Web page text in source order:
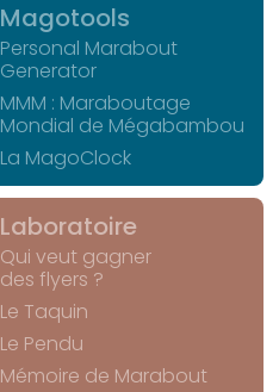
Magotools
Personal Marabout
Generator
MMM : Maraboutage
Mondial de Mégabambou
La MagoClock
Laboratoire
Qui veut gagner
des flyers ?
Le Taquin
Le Pendu
Mémoire de Marabout